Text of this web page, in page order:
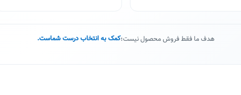
هدف ما فقط فروش محصول نیست؛کمک به انتخاب درست شماست.